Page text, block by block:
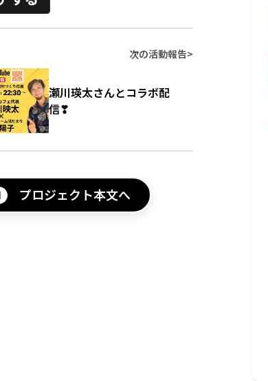
瀬川瑛太さんとコラボ配
信❣
次の活動報告>
プロジェクト本文へ